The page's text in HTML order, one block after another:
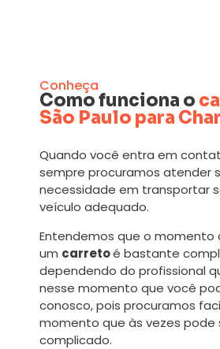
Conheça
Como funciona o
São Paulo para
Quando você entra em
sempre procuramos atender
necessidade em transportar
veículo adequado.
Entendemos que o
um carretoé bastante
dependendo do profissional
nesse momento que você
conosco, pois procuramos
momento que às vezes pode
complicado.